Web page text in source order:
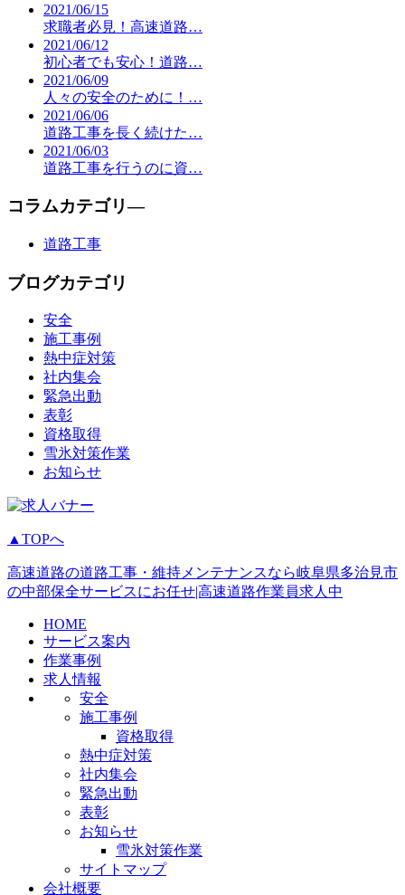
2021/06/15
求職者必見！高速道路…
2021/06/12
初心者でも安心！道路…
2021/06/09
人々の安全のために！…
2021/06/06
道路工事を長く続けた…
2021/06/03
道路工事を行うのに資…
コラムカテゴリ―
道路工事
ブログカテゴリ
安全
施工事例
熱中症対策
社内集会
緊急出動
表彰
資格取得
雪氷対策作業
お知らせ
▲TOPへ
高速道路の道路工事・維持メンテナンスなら岐阜県多治見市
の中部保全サービスにお任せ|高速道路作業員求人中
HOME
サービス案内
作業事例
求人情報
安全
施工事例
資格取得
熱中症対策
社内集会
緊急出動
表彰
お知らせ
雪氷対策作業
サイトマップ
会社概要